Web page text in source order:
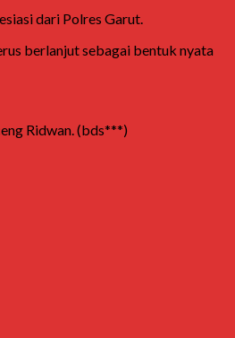
dari Polres Garut.
berlanjut sebagai bentuk nyata
Ridwan. (bds***)